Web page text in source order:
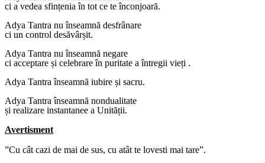
ci a vedea sfințenia în tot ce te înconjoară.
Adya Tantra nu înseamnă desfrânare
ci un control desăvârșit.
Adya Tantra nu înseamnă negare
ci acceptare și celebrare în puritate a întregii vieți .
Adya Tantra înseamnă iubire și sacru.
Adya Tantra înseamnă nondualitate
și realizare instantanee a Unității.
Avertisment
”Cu cât cazi de mai de sus, cu atât te lovesti mai tare”.